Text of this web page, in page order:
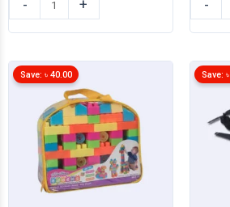
-
পুলিশ
গাড়ী
+ -
(
কার
Cars
quantity
Save: ৳ 40.00 Save: ৳